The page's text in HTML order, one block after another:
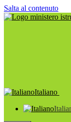
Salta al contenuto
Italiano